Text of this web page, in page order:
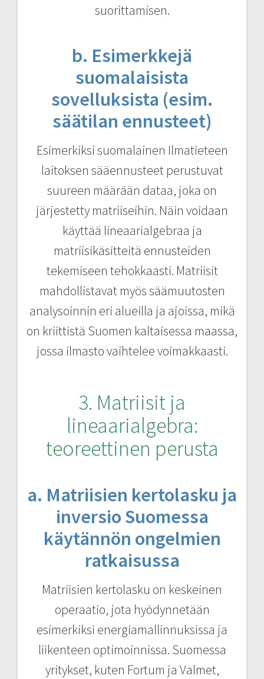
suorittamisen.
b. Esimerkkejä
suomalaisista
sovelluksista (esim.
säätilan ennusteet)
Esimerkiksi suomalainen Ilmatieteen
laitoksen sääennusteet perustuvat
suureen määrään dataa, joka on
järjestetty matriiseihin. Näin voidaan
käyttää lineaarialgebraa ja
matriisikäsitteitä ennusteiden
tekemiseen tehokkaasti. Matriisit
mahdollistavat myös säämuutosten
analysoinnin eri alueilla ja ajoissa, mikä
on kriittistä Suomen kaltaisessa maassa,
jossa ilmasto vaihtelee voimakkaasti.
3. Matriisit ja
lineaarialgebra:
teoreettinen perusta
a. Matriisien kertolasku ja
inversio Suomessa
käytännön ongelmien
ratkaisussa
Matriisien kertolasku on keskeinen
operaatio, jota hyödynnetään
esimerkiksi energiamallinnuksissa ja
liikenteen optimoinnissa. Suomessa
yritykset, kuten Fortum ja Valmet,